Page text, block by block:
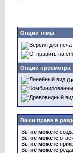
Опции темы
Опции просмотра
Ваши права в
Вы не можете
Вы не можете
Вы не можете
Вы не можете